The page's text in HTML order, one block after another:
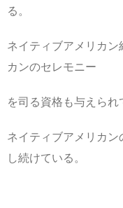
る。
ネイティブアメリカン
カンのセレモニー
を司る資格も与えられ
ネイティブアメリカン
し続けている。